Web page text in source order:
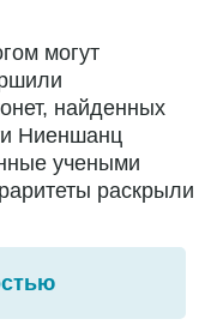
могут
найденных
Ниеншанц
учеными
раскрыли